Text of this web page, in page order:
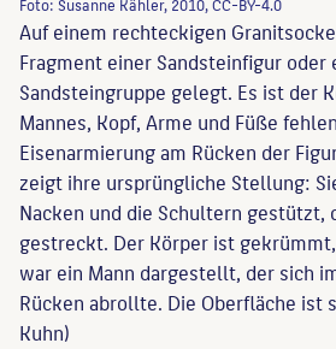
Auf einem rechteckigen
Fragment einer Sandsteinfigur oder
Sandsteingruppe gelegt. Es ist der
Mannes, Kopf, Arme und Füße
Eisenarmierung am Rücken der
zeigt ihre ursprüngliche Stellung:
Nacken und die Schultern gestützt,
gestreckt. Der Körper ist
war ein Mann dargestellt, der sich
Rücken abrollte. Die Oberfläche
Kuhn)